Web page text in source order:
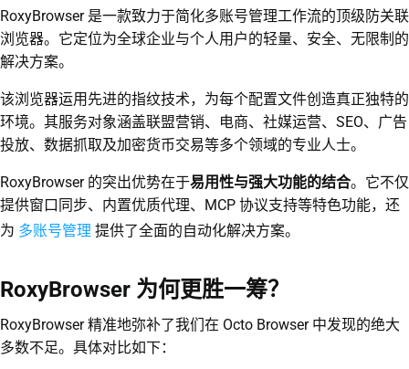
RoxyBrowser 是一款致力于简化多账号管理工作流的顶级防关联
浏览器。它定位为全球企业与个人用户的轻量、安全、无限制的
解决方案。
该浏览器运用先进的指纹技术，为每个配置文件创造真正独特的
环境。其服务对象涵盖联盟营销、电商、社媒运营、SEO、广告
投放、数据抓取及加密货币交易等多个领域的专业人士。
RoxyBrowser 的突出优势在于易用性与强大功能的结合。它不仅
提供窗口同步、内置优质代理、MCP 协议支持等特色功能，还
为 多账号管理 提供了全面的自动化解决方案。
RoxyBrowser 为何更胜一筹？
RoxyBrowser 精准地弥补了我们在 Octo Browser 中发现的绝大
多数不足。具体对比如下：